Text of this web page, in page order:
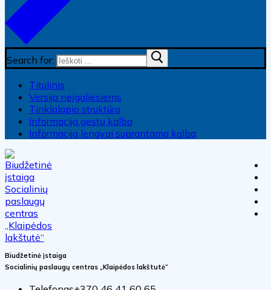
Search for:
Titulinis
Versija neįgaliesiems
Tinklalapio struktūra
Informacija gestų kalba
Informacija lengvai suprantama kalba
Biudžetinė įstaiga
Socialinių paslaugų centras „Klaipėdos lakštutė“